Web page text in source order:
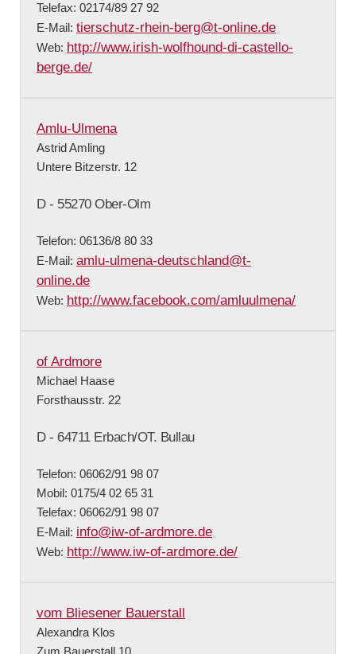
Telefax: 02174/89 27 92
E-Mail: tierschutz-rhein-berg@t-online.de
Web: http://www.irish-wolfhound-di-castello-
berge.de/
Amlu-Ulmena
Astrid Amling
Untere Bitzerstr. 12
D - 55270 Ober-Olm
Telefon: 06136/8 80 33
E-Mail: amlu-ulmena-deutschland@t-
online.de
Web: http://www.facebook.com/amluulmena/
of Ardmore
Michael Haase
Forsthausstr. 22
D - 64711 Erbach/OT. Bullau
Telefon: 06062/91 98 07
Mobil: 0175/4 02 65 31
Telefax: 06062/91 98 07
E-Mail: info@iw-of-ardmore.de
Web: http://www.iw-of-ardmore.de/
vom Bliesener Bauerstall
Alexandra Klos